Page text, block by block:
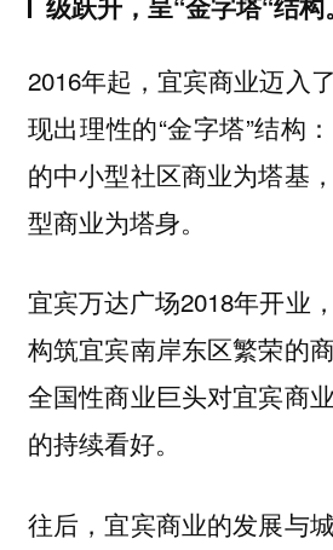
2016年起，宜宾商业迈入
现出理性的“金字塔”结构
的中小型社区商业为塔基
型商业为塔身。
宜宾万达广场2018年开业
构筑宜宾南岸东区繁荣的
全国性商业巨头对宜宾商
的持续看好。
往后，宜宾商业的发展与